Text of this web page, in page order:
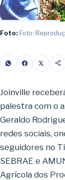
Foto: Foto:
Joinville
palestra com o
Geraldo
redes sociais,
seguidores no
SEBRAE e
Agrícola dos